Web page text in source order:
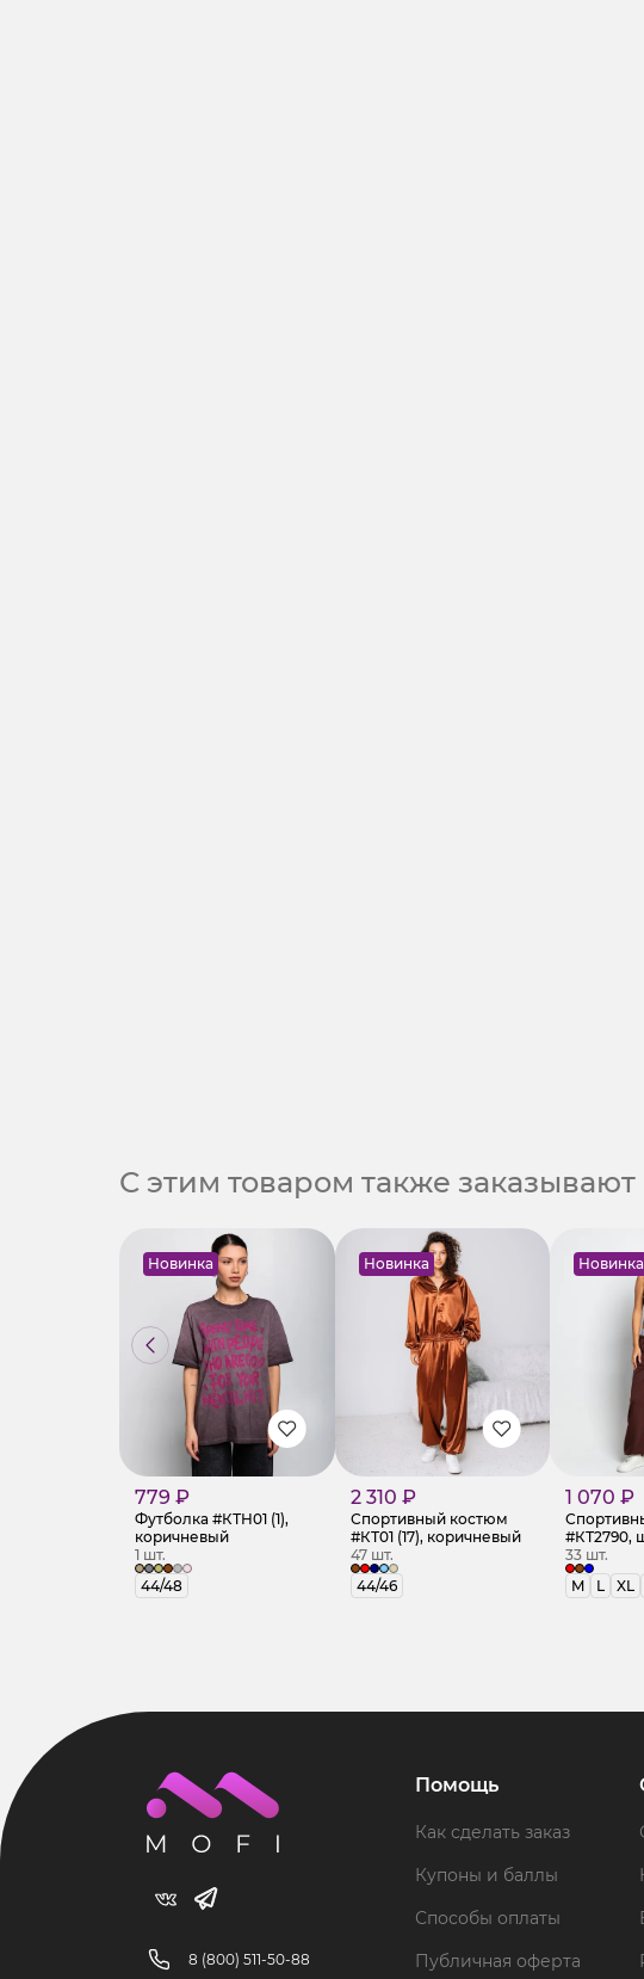
С этим товаром также заказывают
Новинка
779 ₽
Футболка #КТH01 (1),
коричневый
1 шт.
44/48
Новинка
2 310 ₽
Спортивный костюм
#КТ01 (17), коричневый
47 шт.
44/46
Новинка
1 070 ₽
#КТ2790,
33 шт.
M
L XL
8 (800) 511-50-88
Помощь
Как сделать заказ
Купоны и баллы
Способы оплаты
Публичная оферта